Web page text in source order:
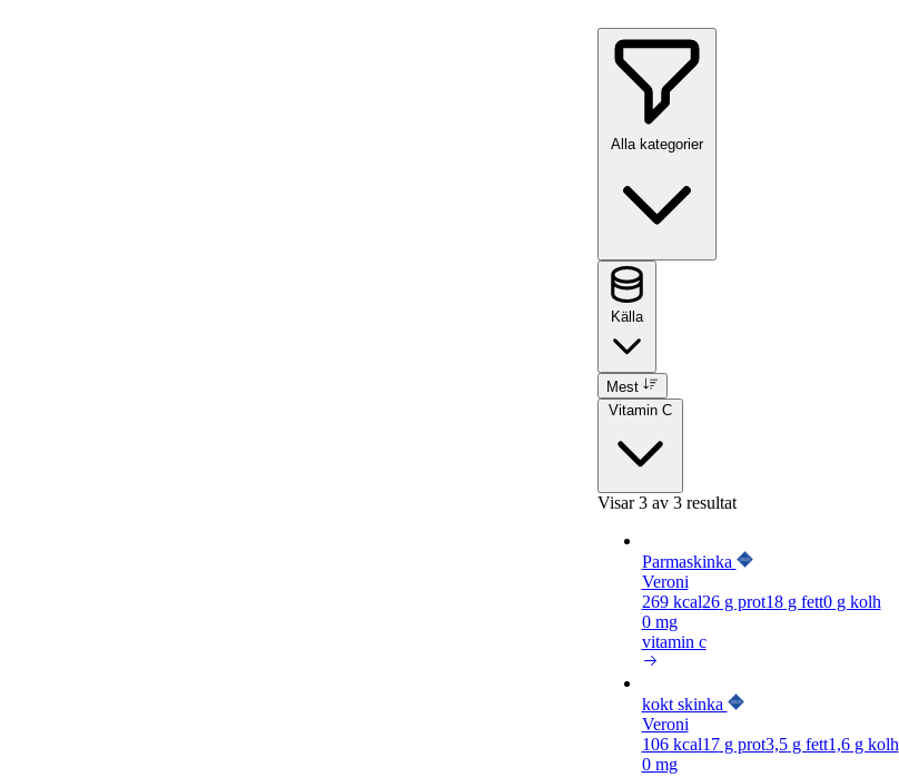
Alla kategorier
Källa
Mest
Vitamin C
Visar3av 3 resultat
Parmaskinka
Veroni
269kcal26g prot18g fett0g kolh
0 mg
vitamin c
kokt skinka
Veroni
106kcal17g prot3,5g fett1,6g kolh
0 mg